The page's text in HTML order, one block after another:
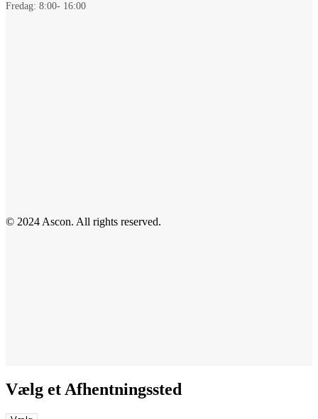
Fredag: 8:00- 16:00
© 2024 Ascon. All rights reserved.
Vælg et Afhentningssted